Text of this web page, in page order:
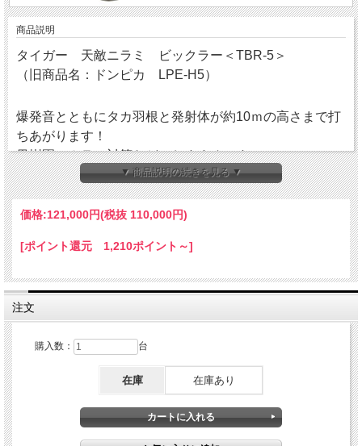
商品説明
タイガー 天敵ニラミ ビックラー＜TBR-5＞
（旧商品名：ドンピカ LPE-H5）
爆発音とともにタカ羽根と発射体が約10ｍの高さまで打
ちあがります！
果樹園のカラス対策などにおすすめです
オリジナル特典の『メンテンナンスパック』が付いています！
▼ 商品説明の続きを見る ▼
価格:121,000円(税抜 110,000円)
[ポイント還元 1,210ポイント～]
注文
購入数： 台
在庫 在庫あり